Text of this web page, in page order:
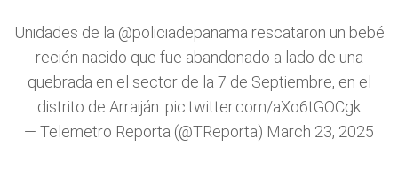
Unidades de la @policiadepanama rescataron un bebé
recién nacido que fue abandonado a lado de una
quebrada en el sector de la 7 de Septiembre, en el
distrito de Arraiján. pic.twitter.com/aXo6tGOCgk
— Telemetro Reporta (@TReporta) March 23, 2025